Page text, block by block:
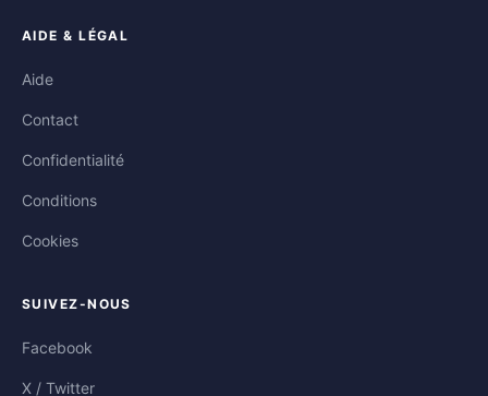
AIDE & LÉGAL
Aide
Contact
Confidentialité
Conditions
Cookies
SUIVEZ-NOUS
Facebook
X / Twitter